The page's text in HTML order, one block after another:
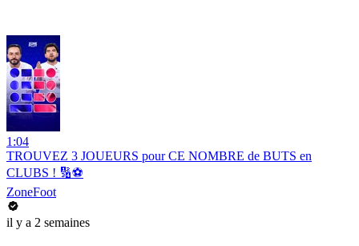
1:04
TROUVEZ 3 JOUEURS pour CE NOMBRE de BUTS en
CLUBS ! 🔢⚽️
ZoneFoot
il y a 2 semaines